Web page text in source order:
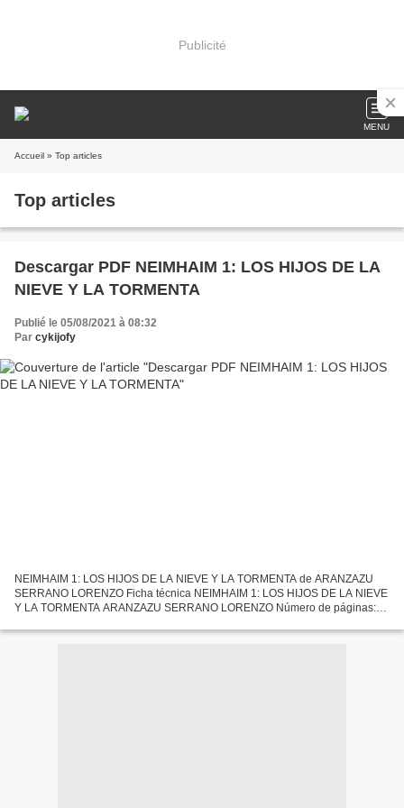
Publicité
MENU
Accueil » Top articles
Top articles
Descargar PDF NEIMHAIM 1: LOS HIJOS DE LA
NIEVE Y LA TORMENTA
Publié le 05/08/2021 à 08:32
Par cykijofy
NEIMHAIM 1: LOS HIJOS DE LA NIEVE Y LA TORMENTA de ARANZAZU
SERRANO LORENZO Ficha técnica NEIMHAIM 1: LOS HIJOS DE LA NIEVE
Y LA TORMENTA ARANZAZU SERRANO LORENZO Número de páginas:
9788401022074...